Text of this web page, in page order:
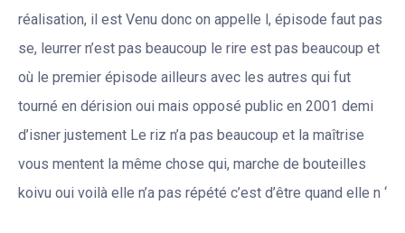
réalisation, il est Venu donc on appelle l, épisode faut pas
se, leurrer n’est pas beaucoup le rire est pas beaucoup et
où le premier épisode ailleurs avec les autres qui fut
tourné en dérision oui mais opposé public en 2001 demi
d’isner justement Le riz n’a pas beaucoup et la maîtrise
vous mentent la même chose qui, marche de bouteilles
koivu oui voilà elle n’a pas répété c’est d’être quand elle n ‘